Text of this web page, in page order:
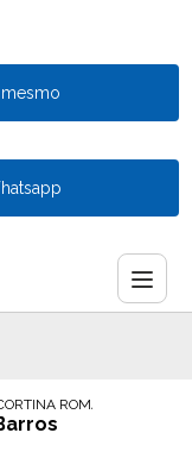
PARA SALA
ROMANA